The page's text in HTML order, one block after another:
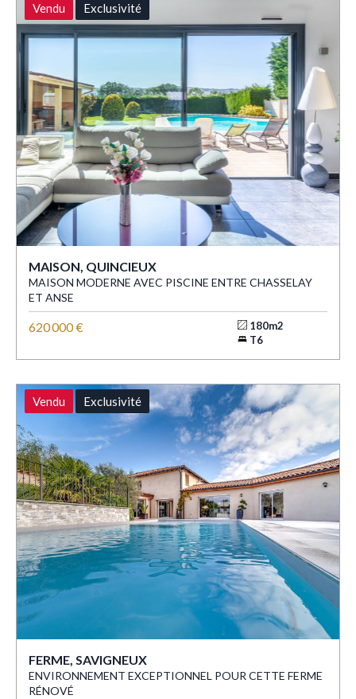
Vendu Exclusivité
MAISON, QUINCIEUX
MAISON MODERNE AVEC PISCINE ENTRE CHASSELAY
ET ANSE
620 000 €
180m2
T6
Vendu Exclusivité
FERME, SAVIGNEUX
ENVIRONNEMENT EXCEPTIONNEL POUR CETTE FERME
RÉNOVÉ